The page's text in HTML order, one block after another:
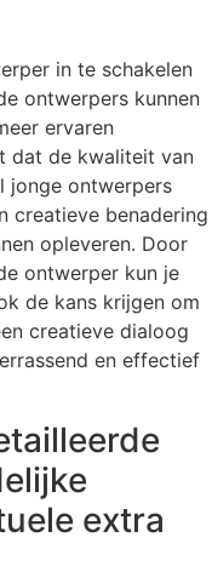
in te schakelen
ontwerpers kunnen
ervaren
dat de kwaliteit van
jonge ontwerpers
creatieve benadering
opleveren. Door
ontwerper kun je
de kans krijgen om
creatieve dialoog
en effectief
extra